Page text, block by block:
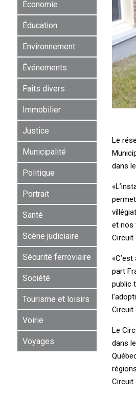
Économie
Éducation
Environnement
Événements
Faits divers
Immobilier
Justice
Municipalité
Politique
Portrait
Santé
Scène judiciaire
Sécurité ferroviaire
Société
Tourisme et loisirs
Voirie
Voyages
Le
dans
et nos
Circuit
part
public
Circuit
Le
dans
Circuit